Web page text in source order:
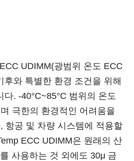
UDIMM(광범위 온도 ECC
후와 특별한 환경 조건을 위해
. -40°C~85°C 범위의 온도
극한의 환경적인 어려움을
항공 및 차량 시스템에 적용할
ECC UDIMM은 원래의 산
사용하는 것 외에도 30μ 금